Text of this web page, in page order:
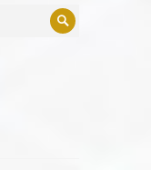
Rechercher